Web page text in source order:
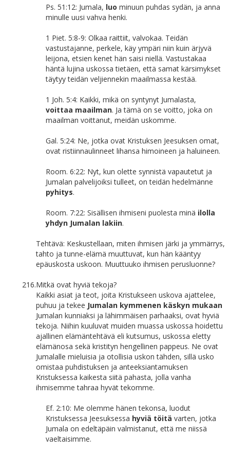
Ps. 51:12: Jumala, luo minuun puhdas sydän, ja anna
minulle uusi vahva henki.
1 Piet. 5:8-9: Olkaa raittiit, valvokaa. Teidän
vastustajanne, perkele, käy ympäri niin kuin ärjyvä
leijona, etsien kenet hän saisi niellä. Vastustakaa
häntä lujina uskossa tietäen, että samat kärsimykset
täytyy teidän veljiennekin maailmassa kestää.
1 Joh. 5:4: Kaikki, mikä on syntynyt Jumalasta,
voittaa maailman. Ja tämä on se voitto, joka on
maailman voittanut, meidän uskomme.
Gal. 5:24: Ne, jotka ovat Kristuksen Jeesuksen omat,
ovat ristiinnaulinneet lihansa himoineen ja haluineen.
Room. 6:22: Nyt, kun olette synnistä vapautetut ja
Jumalan palvelijoiksi tulleet, on teidän hedelmänne
pyhitys.
Room. 7:22: Sisällisen ihmiseni puolesta minä ilolla
yhdyn Jumalan lakiin.
Tehtävä: Keskustellaan, miten ihmisen järki ja ymmärrys,
tahto ja tunne-elämä muuttuvat, kun hän kääntyy
epäuskosta uskoon. Muuttuuko ihmisen perusluonne?
216.Mitkä ovat hyviä tekoja?
Kaikki asiat ja teot, joita Kristukseen uskova ajattelee,
puhuu ja tekee Jumalan kymmenen käskyn mukaan
Jumalan kunniaksi ja lähimmäisen parhaaksi, ovat hyviä
tekoja. Niihin kuuluvat muiden muassa uskossa hoidettu
ajallinen elämäntehtävä eli kutsumus, uskossa eletty
elämänosa sekä kristityn hengellinen pappeus. Ne ovat
Jumalalle mieluisia ja otollisia uskon tähden, sillä usko
omistaa puhdistuksen ja anteeksiantamuksen
Kristuksessa kaikesta siitä pahasta, jolla vanha
ihmisemme tahraa hyvät tekomme.
Ef. 2:10: Me olemme hänen tekonsa, luodut
Kristuksessa Jeesuksessa hyviä töitä varten, jotka
Jumala on edeltäpäin valmistanut, että me niissä
vaeltaisimme.